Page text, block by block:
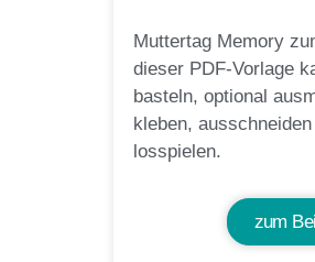
Muttertag Memory
dieser PDF-Vorlage
basteln, optional
kleben,
losspielen.
zum